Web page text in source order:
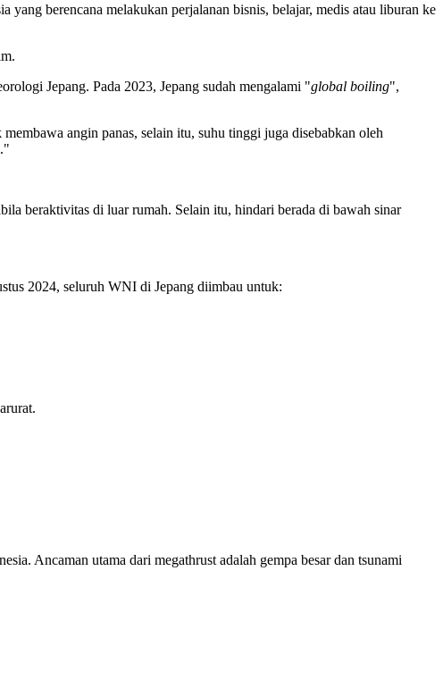
berencana melakukan perjalanan bisnis, belajar, medis atau liburan ke
Jepang. Pada 2023, Jepang sudah mengalami "global boiling",
angin panas, selain itu, suhu tinggi juga disebabkan oleh
beraktivitas di luar rumah. Selain itu, hindari berada di bawah sinar
2024, seluruh WNI di Jepang diimbau untuk:
Ancaman utama dari megathrust adalah gempa besar dan tsunami